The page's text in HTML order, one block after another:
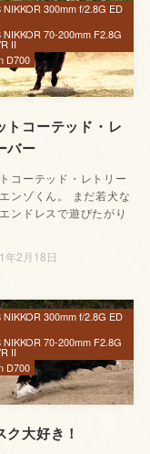
トコーテッド・レ
バー
コーテッド・レトリー
ンゾくん。 まだ若犬な
ンドレスで遊びたがり
年2月18日
NIKKOR 300mm f/2.8G ED
NIKKOR 70-200mm F2.8G
II
D700
ク大好き！
NIKKOR 300mm f/2.8G ED
NIKKOR 70-200mm F2.8G
II
D700